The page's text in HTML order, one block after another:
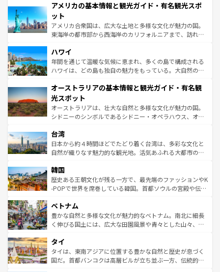
ンツ一覧を参照してほしい。
の建物がそのまま残る町や、スイスならではのユニークな
博物館もあり、アルプス観光だけでなく町歩きも満喫する
ことができる。国民の所得が高いため物価も高いが、旅行
者向けの交通パス提供のサービスもあり、うまく活用すれ
着のスイス情報は
アメリカの基本情報と観光ガイド・有名観光スポ
ット
アメリカ合衆国は、広大な土地と多様な文化が魅力の国。
東海岸の都市部から西海岸のカリフォルニアまで、訪れる
のような巨大都市は、観光、ショッピング、エンターテイ
ンメントが詰まった刺激的なスポットだ。一方、アメリカ
西部には大自然が広がり、グランドキャニオンやイエロー
部のニューオーリンズでは、音楽と美食が融合した独特の
文化が魅力。旅行者はアメリカの各地域で異なる魅力を楽
しみながら、その多様性と豊かな歴史を感じることができ
るだろう。車でのロードトリップや列車の旅も、アメリカ
情報は
ハワイ
年間を通じて温暖な気候に恵まれ、多くの島で構成される
ハワイは、どの島も独自の魅力をもっている。大自然の神
ワイ島は見逃せない。また、定番の観光地といえばオアフ
島だが、静かな自然を求めるならマウイ島やカウアイ島が
おすすめ。エメラルドグリーンに輝く海をはじめ、豊かな
文化や歴史が息づいている。「アロハスピリット」と呼ば
人々、おいしいローカルフードやハワイアンミュージッ
ク、伝統的なフラダンスなど、すべてがハワイの魅力を彩
っている。訪れるたびに新しい発見と感動が待っているハ
はコンテンツ一覧
オーストラリアの基本情報と観光ガイド・有名観
光スポット
オーストラリアは、壮大な自然と多様な文化が魅力の国。
シドニーのシンボルであるシドニー・オペラハウス、オー
リアリーフや大陸中央部にそびえるウルル（エアーズロッ
ク）、タスマニアの美しい原生林やケアンズの熱帯雨林な
ど、見どころがたくさん。また、カフェやワイン、オージ
いる。アクティビティも充実しており、サーフィンやダイ
ビング、ハイキングなど、アウトドア好きにはたまらな
い。オーストラリアの多彩な魅力を存分に味わいつくそ
参照してほしい。
台湾
日本から約４時間ほどでたどり着く台湾は、多彩な文化と
自然が織りなす魅力的な観光地。活気あふれる大都市の台
ン）、静ひつな山岳地帯である台湾東部など、都市の喧騒
と山間の静けさが共存しており、訪れる人に新しい発見と
驚きをもたらしてくれる。また、奥深い台湾の食文化も魅
容にもいいと評判のスイーツなど、バラエティ豊かな料理
が味わえる。 なお、新着の台湾情報は コンテンツ一覧を参
照してほしい。
韓国
歴史ある王朝文化が残る一方で、最先端のファッションやK
-POPで世界を席巻している韓国。首都ソウルの宮殿や伝統
き、地方に足を延ばせば四季折々の自然美を楽しむことが
できる。そして、キムチや焼肉、絶品のストリートフード
まで、さまざまな韓国料理が待っている。夜には、韓国な
リティに包まれながら、韓国の多彩な魅力を心ゆくまで味
わってみてほしい。 なお、新着の韓国情報はコンテンツ一
覧を参照してほしい。
ベトナム
豊かな自然と多様な文化が魅力的なベトナム。南北に細長
く伸びる国土には、広大な田園風景や青々とした山々、世
急速な発展と共に伝統が息づく。ハノイの古い町並みやホ
ーチミン市のフランス統治時代の建物も、独特の雰囲気を
醸し出している。また、バラエティの豊かさとおいしさで
タイ
タイは、東南アジアに位置する豊かな自然と歴史が息づく
国だ。首都バンコクは高層ビルが立ち並ぶ一方、伝統的な